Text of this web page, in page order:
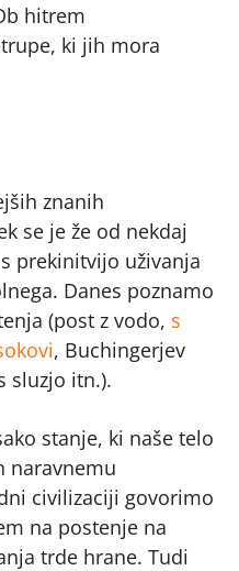
hitrem
ki jih mora
znanih
se je že od nekdaj
prekinitvijo uživanja
Danes poznamo
(post z vodo, s
, Buchingerjev
sluzjo itn.).
stanje, ki naše telo
naravnemu
civilizaciji govorimo
na postenje na
trde hrane. Tudi